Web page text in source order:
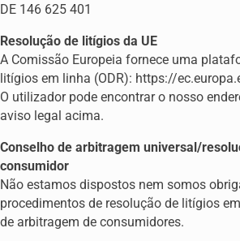
DE 146 625 401
Resolução de litígios da UE
A Comissão Europeia fornece uma
litígios em linha (ODR): https://
O utilizador pode encontrar o nosso
aviso legal acima.
Conselho de arbitragem universal/
consumidor
Não estamos dispostos nem somos
procedimentos de resolução de litígios
de arbitragem de consumidores.